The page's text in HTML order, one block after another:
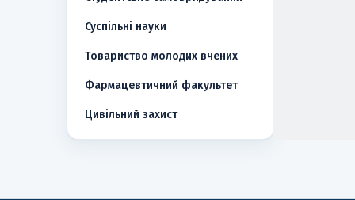
Суспільні науки
Товариство молодих вчених
Фармацевтичний факультет
Цивільний захист